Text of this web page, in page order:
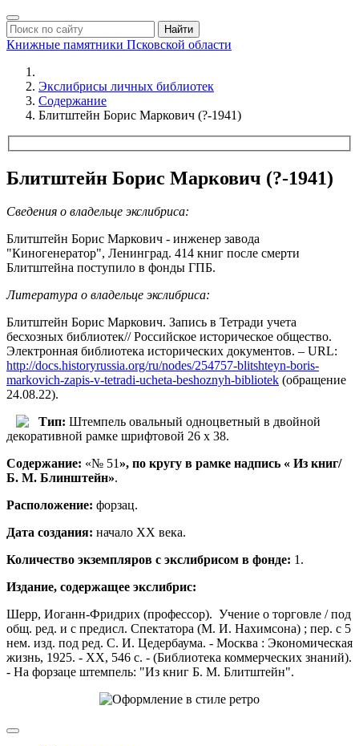
Найти
Книжные памятники Псковской области
Экслибрисы личных библиотек
Содержание
Блитштейн Борис Маркович (?-1941)
Блитштейн Борис Маркович (?-1941)
Сведения о владельце экслибриса:
Блитштейн Борис Маркович - инженер завода
"Киногенератор", Ленинград. 414 книг после смерти
Блитштейна поступило в фонды ГПБ.
Литература о владельце экслибриса:
Блитштейн Борис Маркович. Запись в Тетради учета
бесхозных библиотек// Российское историческое общество.
Электронная библиотека исторических документов. – URL:
http://docs.historyrussia.org/ru/nodes/254757-blitshteyn-boris-
markovich-zapis-v-tetradi-ucheta-beshoznyh-bibliotek (обращение
24.08.22).
Тип: Штемпель овальный одноцветный в двойной
декоративной рамке шрифтовой 26 х 38.
Содержание: «№ 51», по кругу в рамке надпись « Из книг/
Б. М. Блинштейн».
Расположение: форзац.
Дата создания: начало ХХ века.
Количество экземпляров с экслибрисом в фонде: 1.
Издание, содержащее экслибрис:
Шерр, Иоганн-Фридрих (профессор). Учение о торговле / под
общ. ред. и с предисл. Спектатора (М. И. Нахимсона) ; пер. с 5
нем. изд. под ред. С. И. Цедербаума. - Москва : Экономическая
жизнь, 1925. - XX, 546 с. - (Библиотека коммерческих знаний).
- На форзаце штемпель: "Из книг Б. М. Блитштейн".